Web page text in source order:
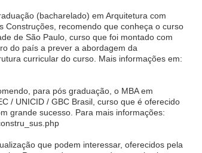
(bacharelado) em Arquitetura com
Construções, recomendo que conheça o curso
de São Paulo, curso que foi montado com
do país a prever a abordagem da
curricular do curso. Mais informações em:
para pós graduação, o MBA em
/ UNICID / GBC Brasil, curso que é oferecido
grande sucesso. Para mais informações:
que podem interessar, oferecidos pela